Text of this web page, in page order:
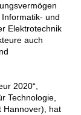
und
Elektrotechnik
auch
2020“,
Technologie,
Hannover), hat